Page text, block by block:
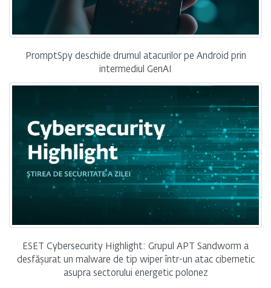
PromptSpy deschide drumul atacurilor pe Android prin
intermediul GenAI
ESET Cybersecurity Highlight: Grupul APT Sandworm a
desfășurat un malware de tip wiper într-un atac cibernetic
asupra sectorului energetic polonez